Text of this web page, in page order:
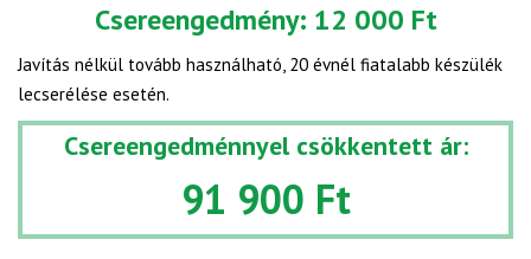
Csereengedmény: 12 000 Ft
Javítás nélkül tovább használható, 20 évnél fiatalabb készülék
lecserélése esetén.
Csereengedménnyel csökkentett ár:
91 900 Ft